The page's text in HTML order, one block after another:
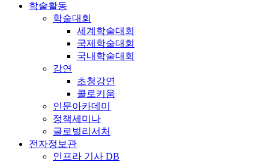
학술활동
학술대회
세계학술대회
국제학술대회
국내학술대회
강연
초청강연
콜로키움
인문아카데미
정책세미나
글로벌리서처
전자정보관
인프라 기사 DB